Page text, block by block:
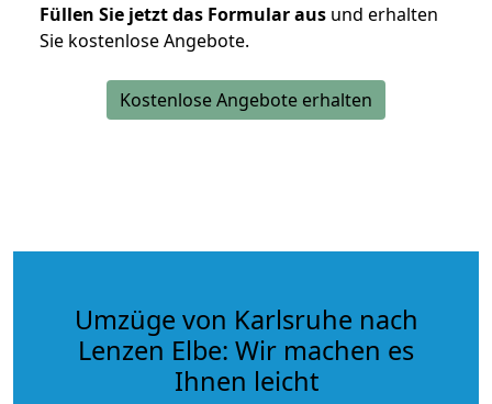
Füllen Sie jetzt das Formular aus und erhalten
Sie kostenlose Angebote.
Kostenlose Angebote erhalten
Umzüge von Karlsruhe nach
Lenzen Elbe: Wir machen es
Ihnen leicht